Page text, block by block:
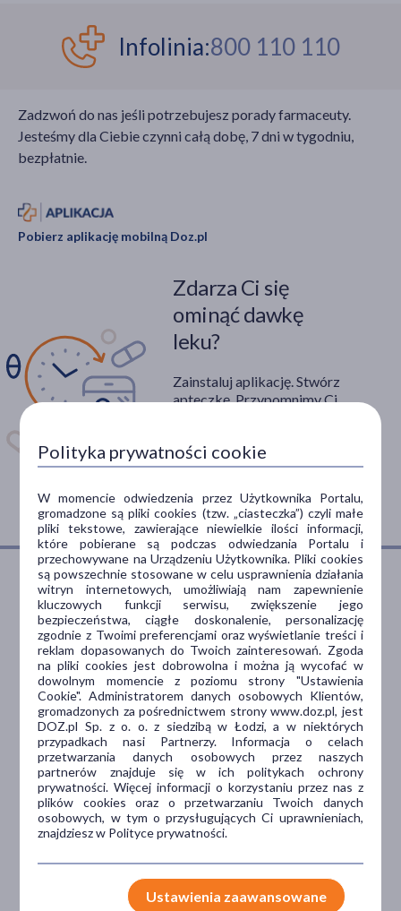
Infolinia:800 110 110
Zadzwoń do nas jeśli potrzebujesz porady farmaceuty.
Jesteśmy dla Ciebie czynni całą dobę, 7 dni w tygodniu,
bezpłatnie.
Pobierz aplikację mobilną Doz.pl
Zdarza Ci się
ominąć dawkę
leku?
Zainstaluj aplikację. Stwórz
apteczkę. Przypomnimy Ci
Dostępna w
Dlaczego DOZ.pl
Niższe koszta leczenia
Darmowa dostawa do Apteki
Bezpłatna Infolinia dla
Pacjentów.
Bezpieczeństwo
Encyklopedia leków i ziół
Polityka prywatności cookie
W momencie odwiedzenia przez Użytkownika Portalu,
gromadzone są pliki cookies (tzw. „ciasteczka”) czyli małe
pliki tekstowe, zawierające niewielkie ilości informacji,
które pobierane są podczas odwiedzania Portalu i
przechowywane na Urządzeniu Użytkownika. Pliki cookies
są powszechnie stosowane w celu usprawnienia działania
witryn internetowych, umożliwiają nam zapewnienie
kluczowych funkcji serwisu, zwiększenie jego
bezpieczeństwa, ciągłe doskonalenie, personalizację
zgodnie z Twoimi preferencjami oraz wyświetlanie treści i
reklam dopasowanych do Twoich zainteresowań. Zgoda
na pliki cookies jest dobrowolna i można ją wycofać w
dowolnym momencie z poziomu strony "Ustawienia
Cookie". Administratorem danych osobowych Klientów,
gromadzonych za pośrednictwem strony www.doz.pl, jest
DOZ.pl Sp. z o. o. z siedzibą w Łodzi, a w niektórych
przypadkach nasi Partnerzy. Informacja o celach
przetwarzania danych osobowych przez naszych
partnerów znajduje się w ich politykach ochrony
prywatności. Więcej informacji o korzystaniu przez nas z
plików cookies oraz o przetwarzaniu Twoich danych
osobowych, w tym o przysługujących Ci uprawnieniach,
znajdziesz w Polityce prywatności.
Ustawienia zaawansowane